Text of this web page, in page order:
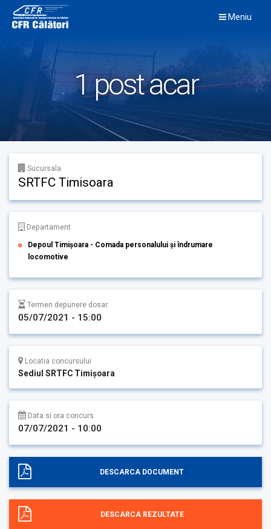
content
Meniu
1 post acar
Sucursala
SRTFC Timisoara
Departament
Depoul Timișoara - Comada personalului și îndrumare
locomotive
Termen depunere dosar
05/07/2021 - 15:00
Locatia concursului
Sediul SRTFC Timişoara
Data si ora concurs
07/07/2021 - 10:00
DESCARCA DOCUMENT
DESCARCA REZULTATE